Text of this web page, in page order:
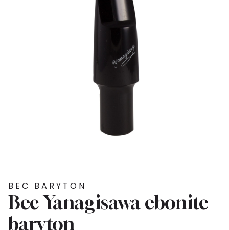
BEC BARYTON
Bec Yanagisawa ebonite
baryton